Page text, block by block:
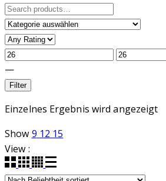
Search
for:
—
Filter
Einzelnes Ergebnis wird angezeigt
Show 9 12 15
View :